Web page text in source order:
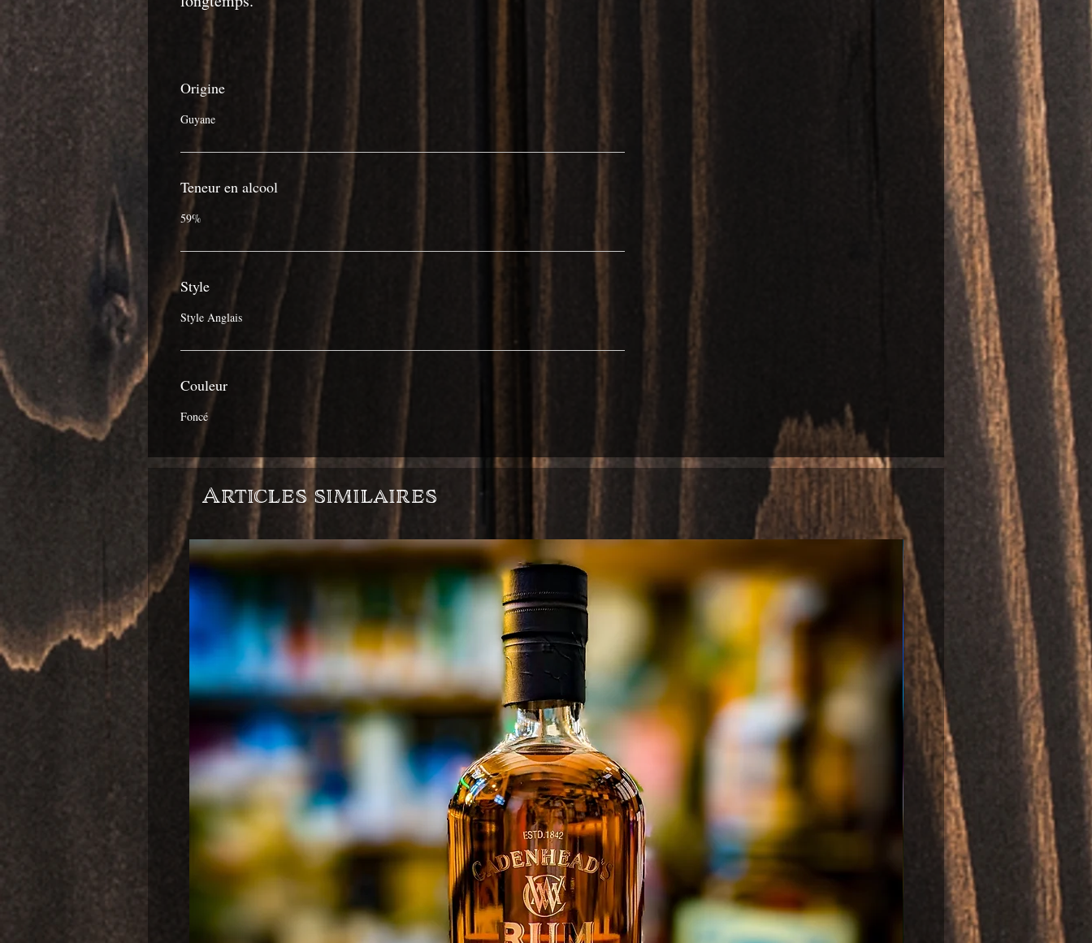
Origine
Guyane
Teneur en alcool
59%
Style
Style Anglais
Couleur
Foncé
Articles similaires